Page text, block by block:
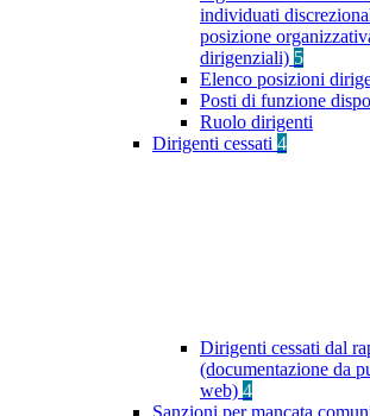
individuati
posizione
dirigenziali) 5
Elenco posizioni
Posti di funzione
Ruolo dirigenti
Dirigenti cessati 4
Dirigenti cessati dal
(documentazione da
web) 4